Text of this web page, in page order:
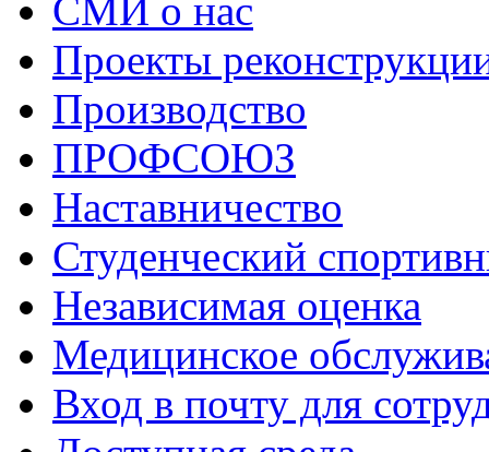
СМИ о нас
Проекты
Производство
ПРОФСОЮЗ
Наставничество
Студенческий
Независимая оценка
Медицинское
Вход в почту для